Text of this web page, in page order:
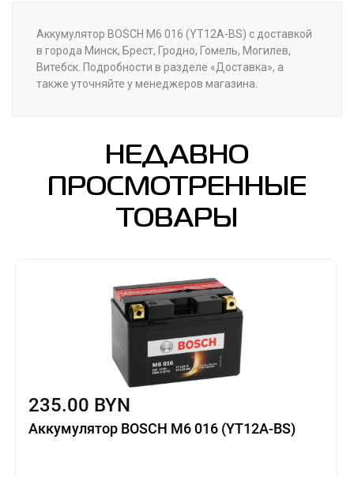
Аккумулятор BOSCH M6 016 (YT12A-BS) с доставкой
в города Минск, Брест, Гродно, Гомель, Могилев,
Витебск. Подробности в разделе «Доставка», а
также уточняйте у менеджеров магазина.
НЕДАВНО
ПРОСМОТРЕННЫЕ
ТОВАРЫ
235.00 BYN
Аккумулятор BOSCH M6 016 (YT12A-BS)